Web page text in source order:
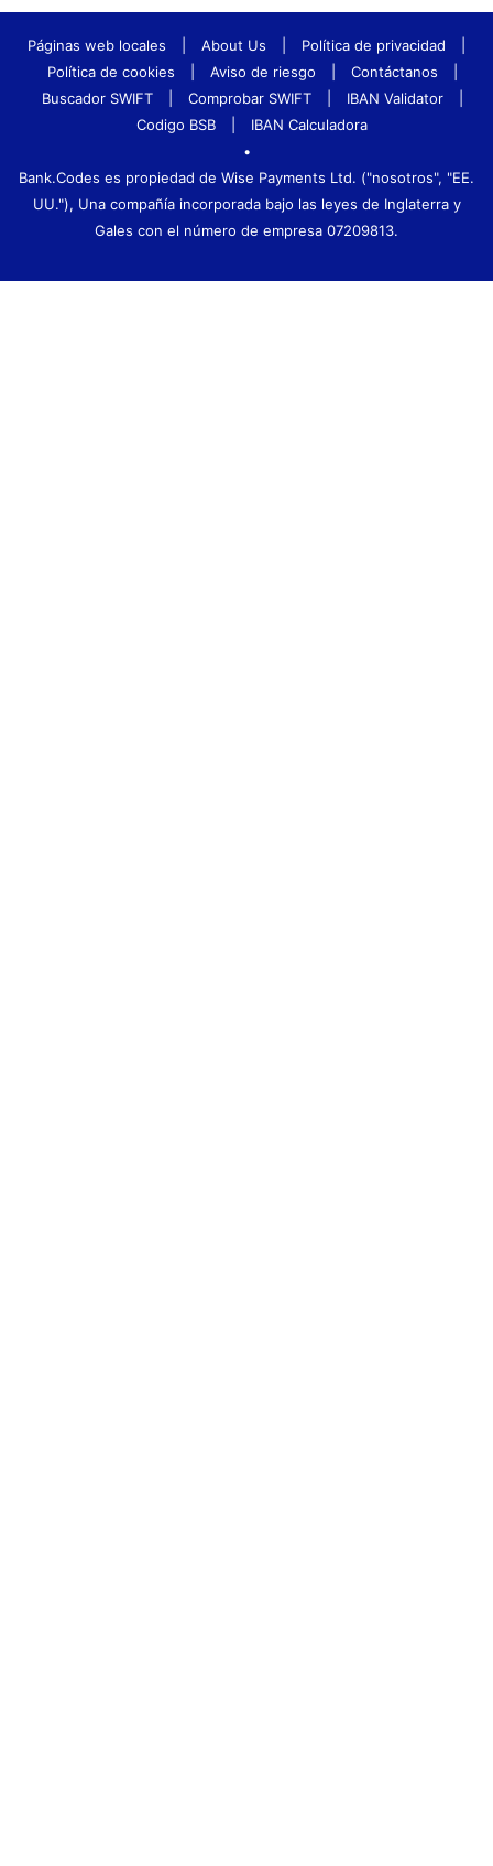
Páginas web locales About Us Política de privacidad
Política de cookies
Aviso de riesgo Contáctanos
Buscador SWIFT
Comprobar SWIFT IBAN Validator
Codigo BSB
IBAN Calculadora
•
Bank.Codes es propiedad de Wise Payments Ltd. ("nosotros", "EE.
UU."), Una compañía incorporada bajo las leyes de Inglaterra y
Gales con el número de empresa 07209813.